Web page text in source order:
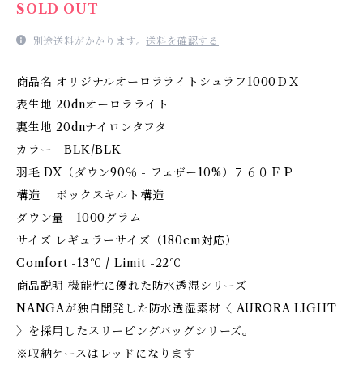
SOLD OUT
別途送料がかかります。送料を確認する
商品名 オリジナルオーロラライトシュラフ1000ＤＸ
表生地 20dnオーロラライト
裏生地 20dnナイロンタフタ
カラー BLK/BLK
羽毛 DX（ダウン90％ - フェザー10%）７６０ＦＰ
構造 ボックスキルト構造
ダウン量 1000グラム
サイズ レギュラーサイズ（180cm対応）
Comfort -13℃ / Limit -22℃
商品説明 機能性に優れた防水透湿シリーズ
NANGAが独自開発した防水透湿素材〈 AURORA LIGHT
〉を採用したスリーピングバッグシリーズ。
※収納ケースはレッドになります